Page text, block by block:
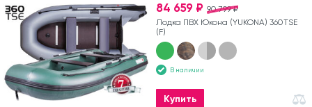
90 799 ₽
84 659 ₽
Лодка ПВХ Юкона (YUKONA) 360TSE
(F)
В наличии
Купить